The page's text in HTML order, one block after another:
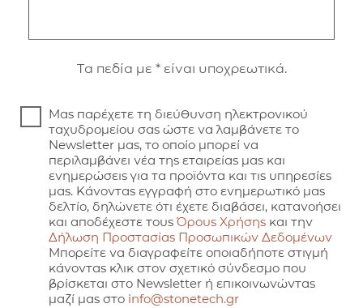
Τα πεδία με * είναι υποχρεωτικά.
Μας παρέχετε τη διεύθυνση ηλεκτρονικού
ταχυδρομείου σας ώστε να λαμβάνετε το
Newsletter μας, το οποίο μπορεί να
περιλαμβάνει νέα της εταιρείας μας και
ενημερώσεις για τα προϊόντα και τις υπηρεσίες
μας. Κάνοντας εγγραφή στο ενημερωτικό μας
δελτίο, δηλώνετε ότι έχετε διαβάσει, κατανοήσει
και αποδέχεστε τους Όρους Χρήσης και την
Δήλωση Προστασίας Προσωπικών Δεδομένων
Μπορείτε να διαγραφείτε οποιαδήποτε στιγμή
κάνοντας κλικ στον σχετικό σύνδεσμο που
βρίσκεται στο Newsletter ή επικοινωνώντας
μαζί μας στο info@stonetech.gr